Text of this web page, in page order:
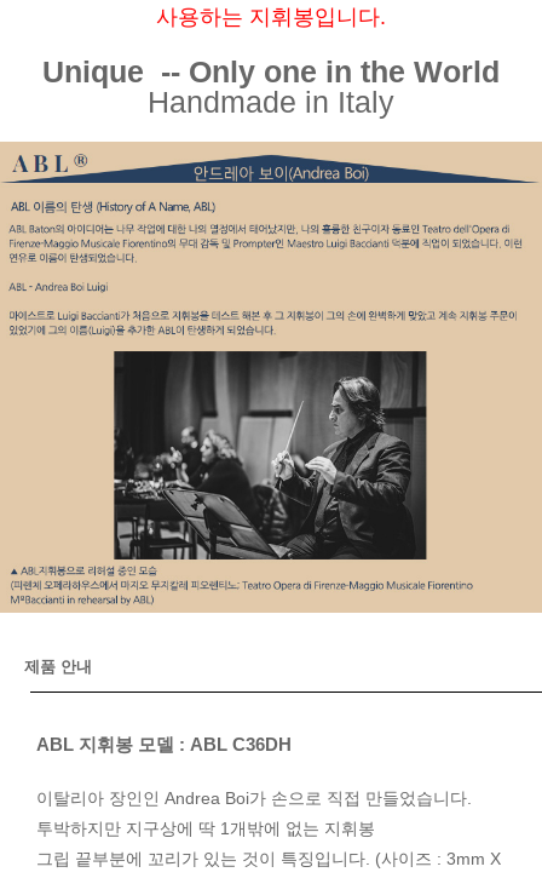
사용하는 지휘봉입니다.
Unique -- Only one in the World
Handmade in Italy
제품 안내
ABL 지휘봉 모델 : ABL C36DH
이탈리아 장인인 Andrea Boi가 손으로 직접 만들었습니다.
투박하지만 지구상에 딱 1개밖에 없는 지휘봉
그립 끝부분에 꼬리가 있는 것이 특징입니다. (사이즈 : 3mm X